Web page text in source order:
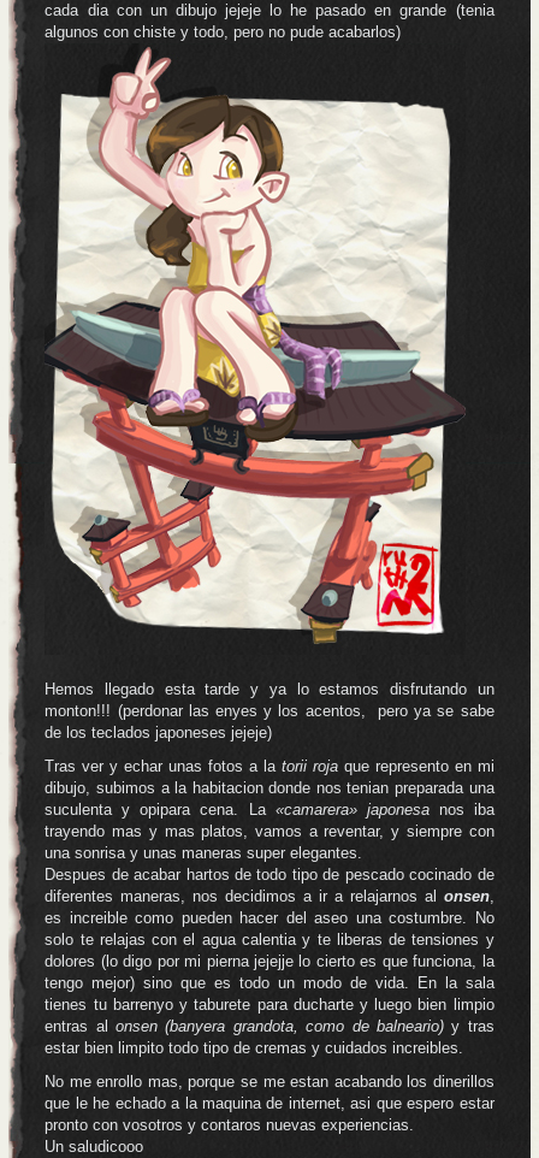
cada dia con un dibujo jejeje lo he pasado en grande (tenia
algunos con chiste y todo, pero no pude acabarlos)
Hemos llegado esta tarde y ya lo estamos disfrutando un
monton!!! (perdonar las enyes y los acentos, pero ya se sabe
de los teclados japoneses jejeje)
Tras ver y echar unas fotos a la torii roja que represento en mi
dibujo, subimos a la habitacion donde nos tenian preparada una
suculenta y opipara cena. La «camarera» japonesanos iba
trayendo mas y mas platos, vamos a reventar, y siempre con
una sonrisa y unas maneras super elegantes.
Despues de acabar hartos de todo tipo de pescado cocinado de
diferentes maneras, nos decidimos a ir a relajarnos al onsen,
es increible como pueden hacer del aseo una costumbre. No
solo te relajas con el agua calentia y te liberas de tensiones y
dolores (lo digo por mi pierna jejejje lo cierto es que funciona, la
tengo mejor) sino que es todo un modo de vida. En la sala
tienes tu barrenyo y taburete para ducharte y luego bien limpio
entras alonsen (banyera grandota, como de balneario)y tras
estar bien limpito todo tipo de cremas y cuidados increibles.
No me enrollo mas, porque se me estan acabando los dinerillos
que le he echado a la maquina de internet, asi que espero estar
pronto con vosotros y contaros nuevas experiencias.
Un saludicooo